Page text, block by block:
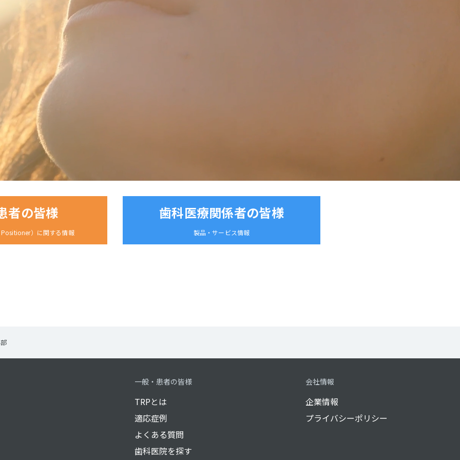
者の皆様
）に関する情報
歯科医療関係者の皆様
製品・サービス情報
一般・患者の皆様
TRPとは
適応症例
よくある質問
歯科医院を探す
会社情報
企業情報
プライバシーポリシー